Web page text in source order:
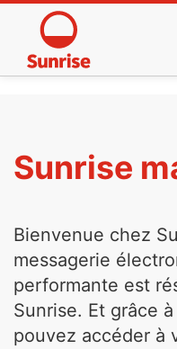
Sunrise
Bienvenue chez
messagerie
performante est
Sunrise. Et grâce
pouvez accéder à